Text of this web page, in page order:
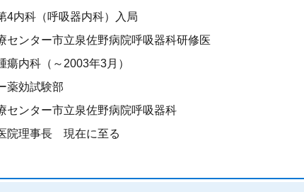
4内科（呼吸器内科）入局
センター市立泉佐野病院呼吸器科研修医
瘍内科（～2003年3月）
薬効試験部
センター市立泉佐野病院呼吸器科
院理事長 現在に至る